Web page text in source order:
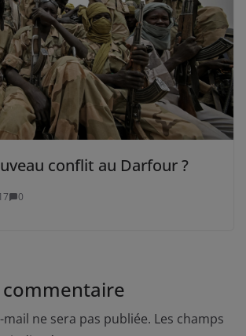
conflit au Darfour ?
0
commentaire
ne sera pas publiée. Les champs